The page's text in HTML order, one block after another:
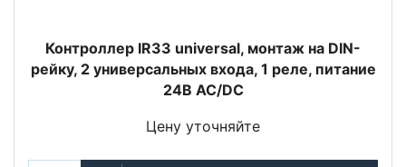
Контроллер IR33 universal, монтаж на DIN-
рейку, 2 универсальных входа, 1 реле, питание
24В AC/DC
Цену уточняйте